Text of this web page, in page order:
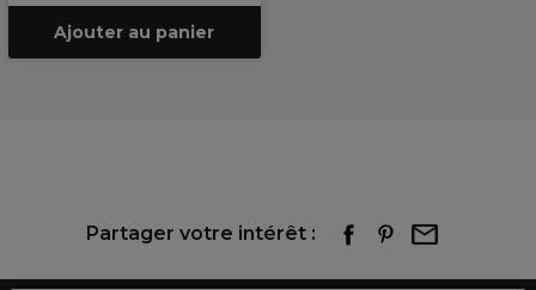
Ajouter au panier
Partager votre intérêt :